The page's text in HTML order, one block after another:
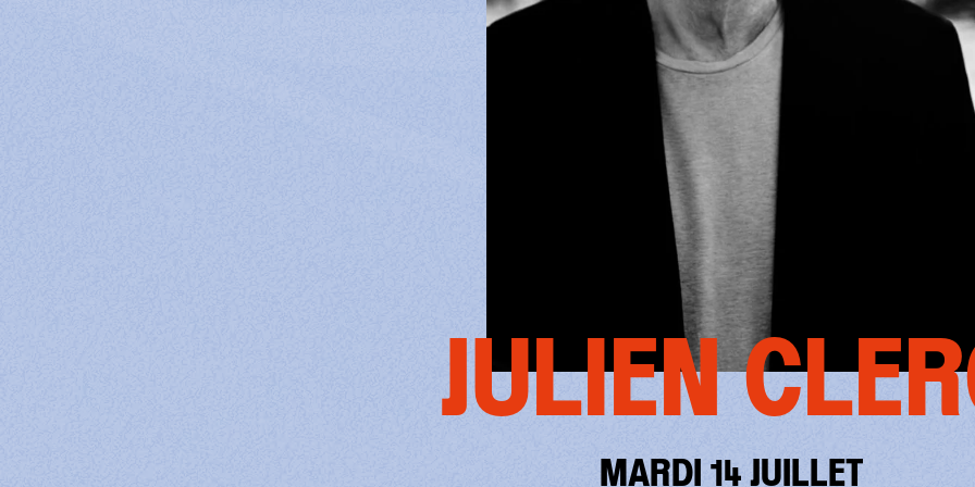
JULIEN
MARDI 14 JUILLET